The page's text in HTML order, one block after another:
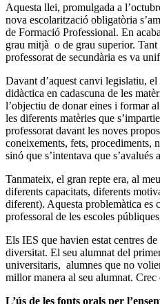
Aquesta llei, promulgada a
nova escolarització obligatòria
de Formació Professional. En
grau mitjà o de grau superior.
professorat de secundària es va
Davant d’aquest canvi legislatiu,
didàctica en cadascuna de les
l’objectiu de donar eines i formar
les diferents matèries que
professorat davant les noves
coneixements, fets, procediments,
sinó que s’intentava que
Tanmateix, el gran repte era, al
diferents capacitats, diferents
diferent). Aquesta problemàtica es
professoral de les escoles
Els IES que havien estat centres
diversitat. El seu alumnat del
universitaris, alumnes que no
millor manera al seu alumnat.
L’ús de les fonts orals per